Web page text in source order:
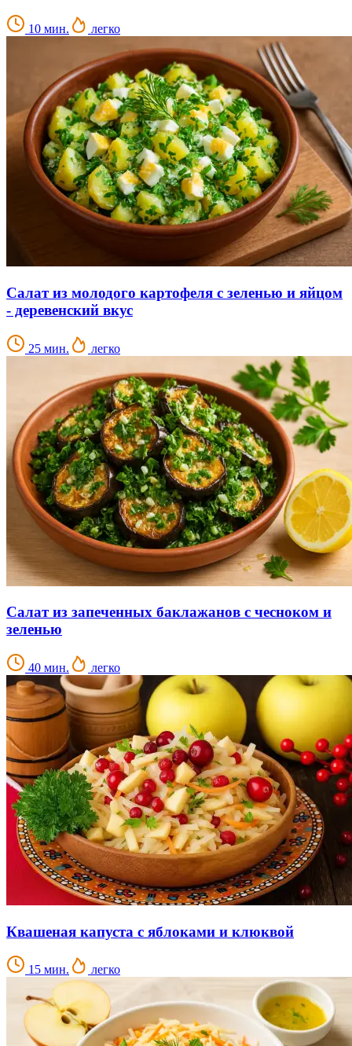
10 мин. легко
Салат из молодого картофеля с зеленью и яйцом
- деревенский вкус
25 мин. легко
Салат из запеченных баклажанов с чесноком и
зеленью
40 мин. легко
Квашеная капуста с яблоками и клюквой
15 мин. легко